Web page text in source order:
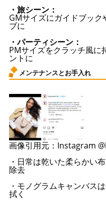
・旅シーン：
GMサイズにガイドブッ
ブに
・パーティシーン：
PMサイズをクラッチ風に
ントに
メンテナンスとお手入れ
画像引用元：Instagram
・日常は乾いた柔らかい
除去
・モノグラムキャンバス
拭く